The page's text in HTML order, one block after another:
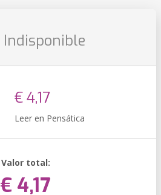
Indisponible
€ 4,17
Leer en Pensática
Valor total:
€ 4,17